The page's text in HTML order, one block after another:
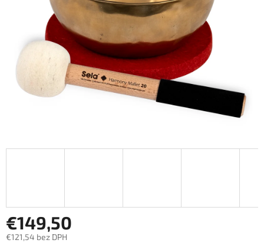
€149,50
€121,54 bez DPH